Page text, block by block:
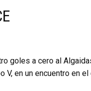
goles a cero al
V, en un encuentro en